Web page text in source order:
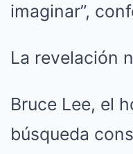
imaginar”,
La revelación
Bruce Lee, el
búsqueda